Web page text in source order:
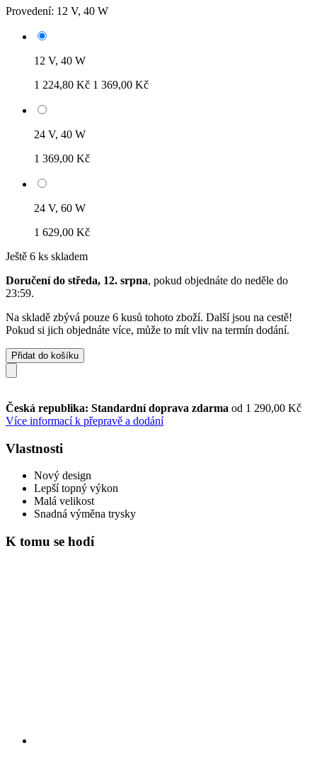
Provedení: 12 V, 40 W
12 V, 40 W
1 224,80 Kč 1 369,00 Kč
24 V, 40 W
1 369,00 Kč
24 V, 60 W
1 629,00 Kč
Ještě 6 ks skladem
Doručení do středa, 12. srpna, pokud objednáte do neděle do
23:59.
Na skladě zbývá pouze 6 kusů tohoto zboží. Další jsou na cestě!
Pokud si jich objednáte více, může to mít vliv na termín dodání.
Přidat do košíku
Česká republika: Standardní doprava zdarma od 1 290,00 Kč
Více informací k přepravě a dodání
Vlastnosti
Nový design
Lepší topný výkon
Malá velikost
Snadná výměna trysky
K tomu se hodí